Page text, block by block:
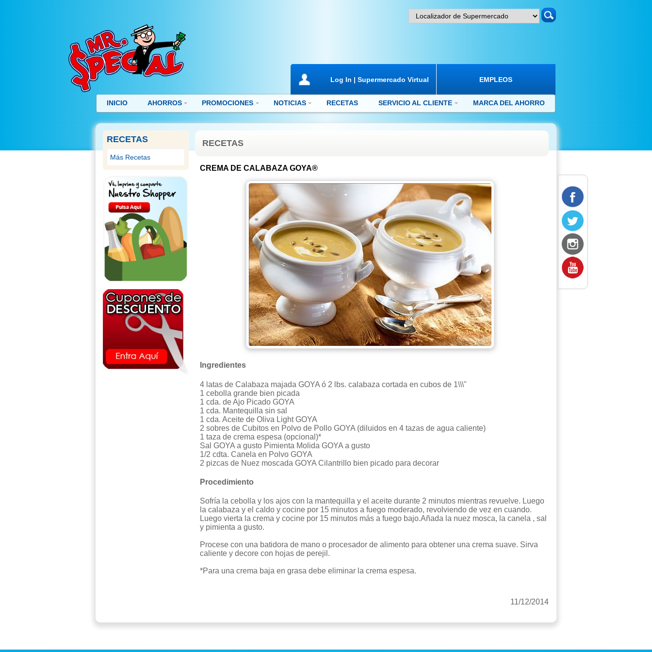
search
Log In | Supermercado Virtual EMPLEOS
INICIO AHORROS PROMOCIONES NOTICIAS RECETAS SERVICIO AL CLIENTE MARCA DEL AHORRO
RECETAS
Más Recetas
RECETAS
CREMA DE CALABAZA GOYA®
Ingredientes
4 latas de Calabaza majada GOYA ó 2 lbs. calabaza cortada en cubos de 1\\\"
1 cebolla grande bien picada
1 cda. de Ajo Picado GOYA
1 cda. Mantequilla sin sal
1 cda. Aceite de Oliva Light GOYA
2 sobres de Cubitos en Polvo de Pollo GOYA (diluidos en 4 tazas de agua caliente)
1 taza de crema espesa (opcional)*
Sal GOYA a gusto Pimienta Molida GOYA a gusto
1/2 cdta. Canela en Polvo GOYA
2 pizcas de Nuez moscada GOYA Cilantrillo bien picado para decorar
Procedimiento
Sofría la cebolla y los ajos con la mantequilla y el aceite durante 2 minutos mientras revuelve. Luego
la calabaza y el caldo y cocine por 15 minutos a fuego moderado, revolviendo de vez en cuando.
Luego vierta la crema y cocine por 15 minutos más a fuego bajo.Añada la nuez mosca, la canela , sal
y pimienta a gusto.
Procese con una batidora de mano o procesador de alimento para obtener una crema suave. Sirva
caliente y decore con hojas de perejil.
*Para una crema baja en grasa debe eliminar la crema espesa.
11/12/2014